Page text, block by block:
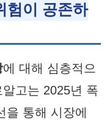
험이 공존하
에 대해 심층적으
고는 2025년 폭
을 통해 시장에